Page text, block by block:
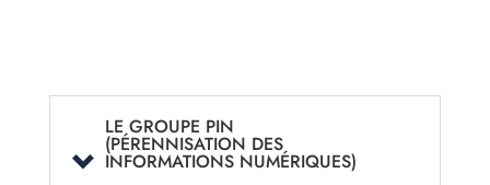
LE GROUPE PIN
(PÉRENNISATION DES
INFORMATIONS NUMÉRIQUES)